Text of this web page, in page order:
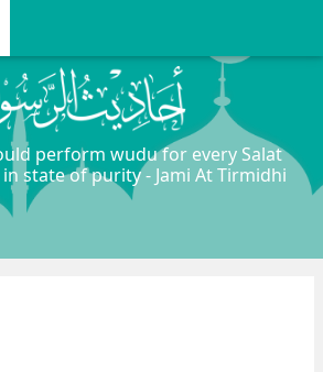
perform wudu for every Salat
state of purity - Jami At Tirmidhi